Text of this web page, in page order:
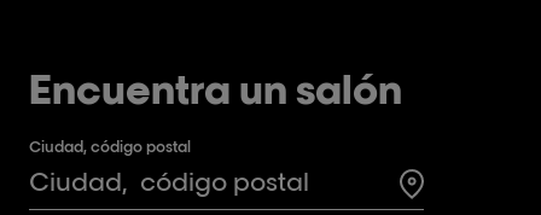
Encuentra un salón
Ciudad, código postal
Search for a